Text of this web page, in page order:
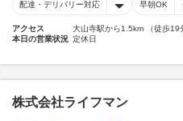
配達・デリバリー対応 早朝OK
アクセス
大山寺駅から1.5km （徒歩19
本日の営業状況 定休日
株式会社ライフマン